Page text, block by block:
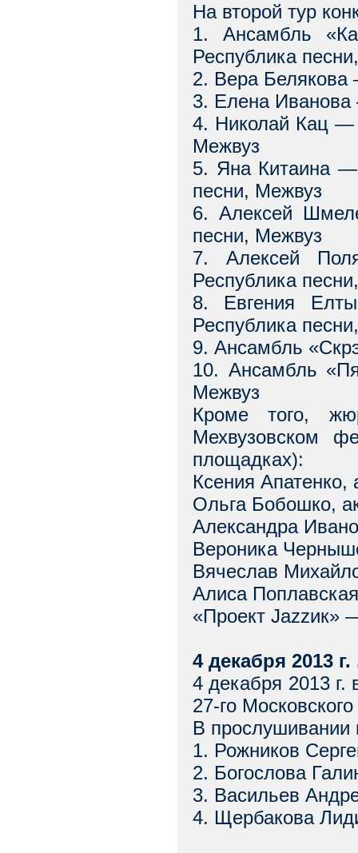
На второй тур
1. Ансамбль
Республика
2. Вера
3. Елена
4. Николай Кац —
Межвуз
5. Яна Китаина —
песни, Межвуз
6. Алексей
песни, Межвуз
7. Алексей
Республика
8. Евгения
Республика
9. Ансамбль
10. Ансамбль
Межвуз
Кроме того,
Мехвузовском
площадках):
Ксения
Ольга Бобошко,
Александра
Вероника
Вячеслав
Алиса
«Проект Jazzик»
4 декабря 2013 г.
4 декабря 2013
27-го
В прослушивании
1. Рожников
2. Богослова
3. Васильев
4. Щербакова